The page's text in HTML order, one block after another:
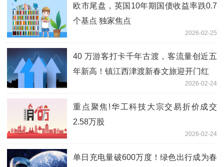
欧市尾盘，英国10年期国债收益率跌0.7
个基点 独家焦点
2026-02-25
40 万游客打卡千年古渡，客流量创近五
年新高！镇江西津渡新春文旅迎开门红
2026-02-24
重点聚焦!华工科技大宗交易折价成交
2.58万股
2026-02-24
单日充电量破600万度！绿色出行成为春